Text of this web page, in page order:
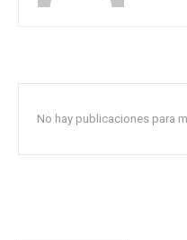
No hay publicaciones para